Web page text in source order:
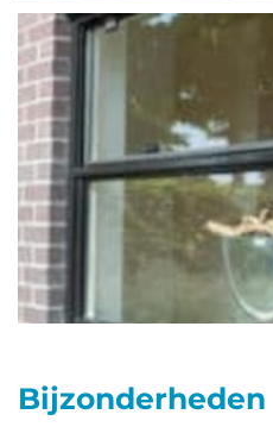
Bijzonderheden